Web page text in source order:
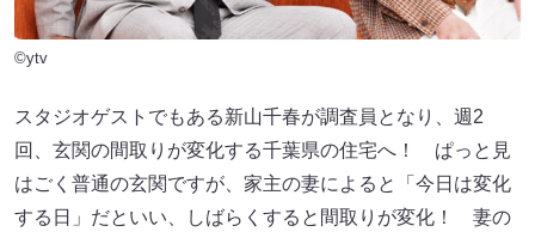
©ytv
スタジオゲストでもある新山千春が調査員となり、週2
回、玄関の間取りが変化する千葉県の住宅へ！ ぱっと見
はごく普通の玄関ですが、家主の妻によると「今日は変化
する日」だといい、しばらくすると間取りが変化！ 妻の